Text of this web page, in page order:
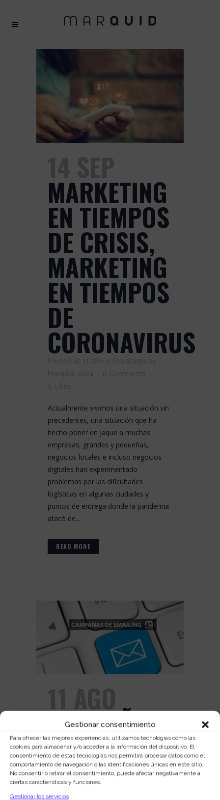
Gestionar consentimiento
Para ofrecer las mejores experiencias, utilizamos tecnologías como las
cookies para almacenar y/o acceder a la información del dispositivo. El
consentimiento de estas tecnologías nos permitirá procesar datos como el
comportamiento de navegación o las identificaciones únicas en este sitio.
No consentir o retirar el consentimiento, puede afectar negativamente a
ciertas características y funciones.
Gestionar los servicios
MARKETING
EN TIEMPOS
DE CRISIS,
MARKETING
EN TIEMPOS
DE
CORONAVIRUS
Actualmente vivimos una situación sin
precedentes, una situación que ha
hecho poner en jaque a muchas
empresas, grandes y pequeñas,
negocios locales e incluso negocios
digitales han experimentado
problemas por las dificultades
logísticas en algunas ciudades y
puntos de entrega donde la pandemia
atacó de...
READ MORE
CAMPAÑAS
DE
EMAILING